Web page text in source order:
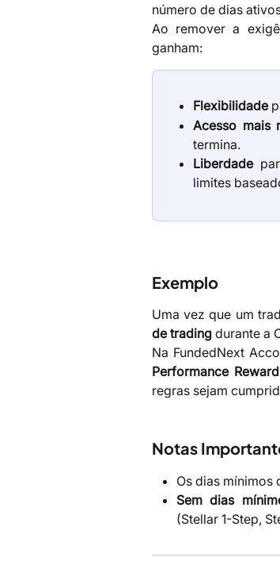
número de dias
Ao remover a
ganham:
Flexibilidade
Acesso mais
termina.
Liberdade
limites
Exemplo
Uma vez que um
de trading durante a
Na FundedNext
Performance
regras sejam
Notas
Os dias mínimos
Sem dias
(Stellar 1-Step,